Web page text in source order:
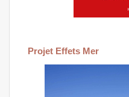
Projet Effets Mer